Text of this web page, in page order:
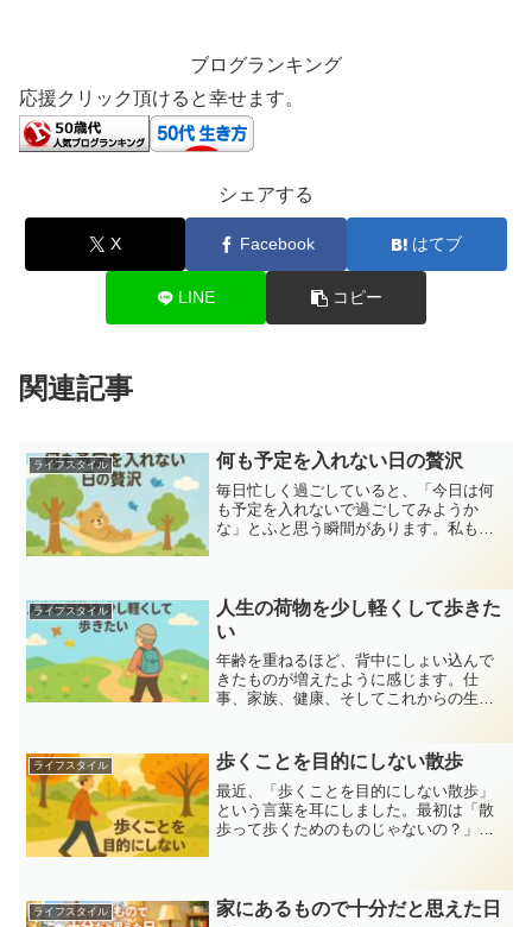
ブログランキング
応援クリック頂けると幸せます。
シェアする
X Facebook はてブ
LINE コピー
関連記事
ライフスタイル 何も予定を入れない日の贅沢
毎日忙しく過ごしていると、「今日は何
も予定を入れないで過ごしてみようか
な」とふと思う瞬間があります。私も最
ると、忙しさよりも心のゆ...
ライフスタイル
人生の荷物を少し軽くして歩きた
い
年齢を重ねるほど、背中にしょい込んで
きたものが増えたように感じます。仕
事、家族、健康、そしてこれからの生
思うことがあります。今日はそんな気持
ちをまとめてみました。私自身...
ライフスタイル 歩くことを目的にしない散歩
最近、「歩くことを目的にしない散歩」
という言葉を耳にしました。最初は「散
歩って歩くためのものじゃないの？」と
ではなく、もっと自由に、...
ライフスタイル 家にあるもので十分だと思えた日